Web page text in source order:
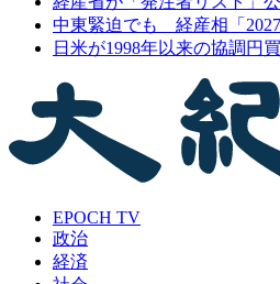
中東緊迫でも 経産相「
日米が1998年以来の協調円
EPOCH TV
政治
経済